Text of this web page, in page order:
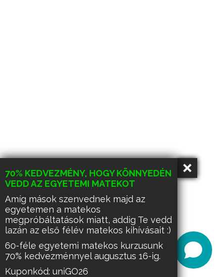
70% KEDVEZMÉNY, HOGY KÖNNYEDÉN
VEDD AZ EGYETEMI MATEKOT
Amíg mások szenvednek majd az
egyetemen a matekos
megpróbáltatások miatt, addig Te vedd
lazán az első félév matekos kihívásait :)
60-féle egyetemi matekos kurzusunk
70% kedvezménnyel augusztus 16-ig.
Kuponkód: uniGO26